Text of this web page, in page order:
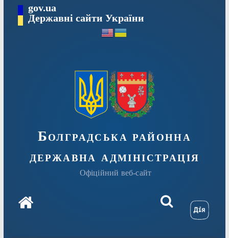
Перейтиgov.ua
Державні сайти України
Болградська районна
державна адміністрація
Офіційний веб-сайт